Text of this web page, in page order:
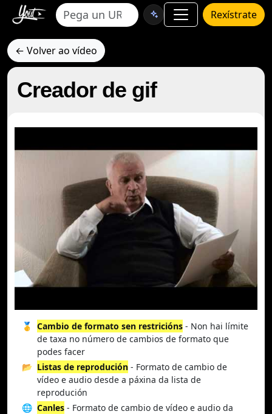
Rexístrate
← Volver ao vídeo
Creador de gif
🥇 Cambio de formato sen restricións - Non hai límite
de taxa no número de cambios de formato que
podes facer
📂 Listas de reprodución - Formato de cambio de
vídeo e audio desde a páxina da lista de
reprodución
🌐 Canles - Formato de cambio de vídeo e audio da